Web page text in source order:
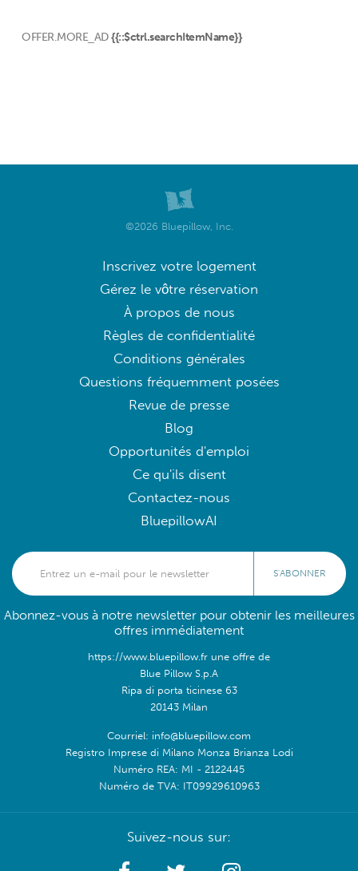
OFFER.MORE_AD {{::$ctrl.searchItemName}}
©2026 Bluepillow, Inc.
Inscrivez votre logement
Gérez le vôtre réservation
À propos de nous
Règles de confidentialité
Conditions générales
Questions fréquemment posées
Revue de presse
Blog
Opportunités d'emploi
Ce qu'ils disent
Contactez-nous
BluepillowAI
S'ABONNER
Abonnez-vous à notre newsletter pour obtenir les meilleures
offres immédiatement
https://www.bluepillow.fr une offre de
Blue Pillow S.p.A
Ripa di porta ticinese 63
20143 Milan
Courriel: info@bluepillow.com
Registro Imprese di Milano Monza Brianza Lodi
Numéro REA: MI - 2122445
Numéro de TVA: IT09929610963
Suivez-nous sur: